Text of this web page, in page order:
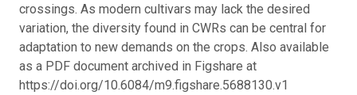
crossings. As modern cultivars may lack the desired
variation, the diversity found in CWRs can be central for
adaptation to new demands on the crops. Also available
as a PDF document archived in Figshare at
https://doi.org/10.6084/m9.figshare.5688130.v1